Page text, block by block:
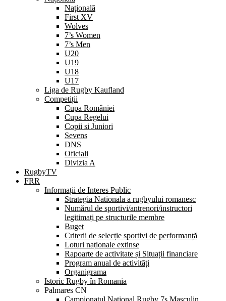
Națională
First XV
Wolves
7’s Women
7’s Men
U20
U19
U18
U17
Liga de Rugby Kaufland
Competiții
Cupa României
Cupa Regelui
Copii si Juniori
Sevens
DNS
Oficiali
Divizia A
RugbyTV
FRR
Informații de Interes Public
Strategia Nationala a rugbyului romanesc
Numărul de sportivi/antrenori/instructori
legitimați pe structurile membre
Buget
Criterii de selecție sportivi de performanță
Loturi naționale extinse
Rapoarte de activitate și Situații financiare
Program anual de activități
Organigrama
Istoric Rugby în Romania
Palmares CN
Campionatul Național Rugby 7s Masculin